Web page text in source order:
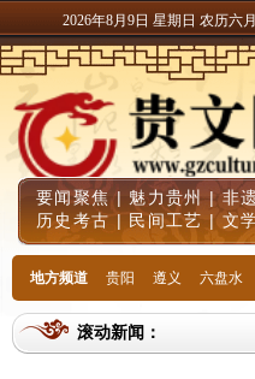
2026年8月9日 星期日 农历六
要闻聚焦| 魅力贵州|非
历史考古 | 民间工艺 |文
地方频道 贵阳 遵义 六盘水
滚动新闻：